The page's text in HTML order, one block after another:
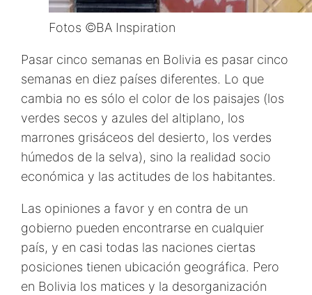
Fotos ©BA Inspiration
Pasar cinco semanas en Bolivia es pasar cinco
semanas en diez países diferentes. Lo que
cambia no es sólo el color de los paisajes (los
verdes secos y azules del altiplano, los
marrones grisáceos del desierto, los verdes
húmedos de la selva), sino la realidad socio
económica y las actitudes de los habitantes.
Las opiniones a favor y en contra de un
gobierno pueden encontrarse en cualquier
país, y en casi todas las naciones ciertas
posiciones tienen ubicación geográfica. Pero
en Bolivia los matices y la desorganización